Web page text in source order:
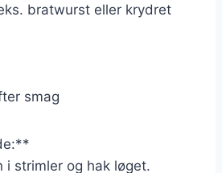
bratwurst eller krydret
smag
i strimler og hak løget.